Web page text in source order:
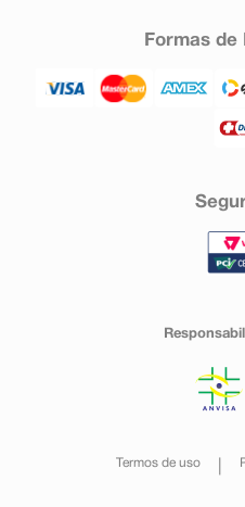
Formas de
Termos de uso